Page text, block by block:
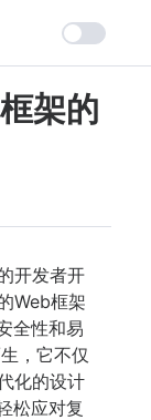
架的
开发者开
Web框架
全性和易
，它不仅
化的设计
松应对复